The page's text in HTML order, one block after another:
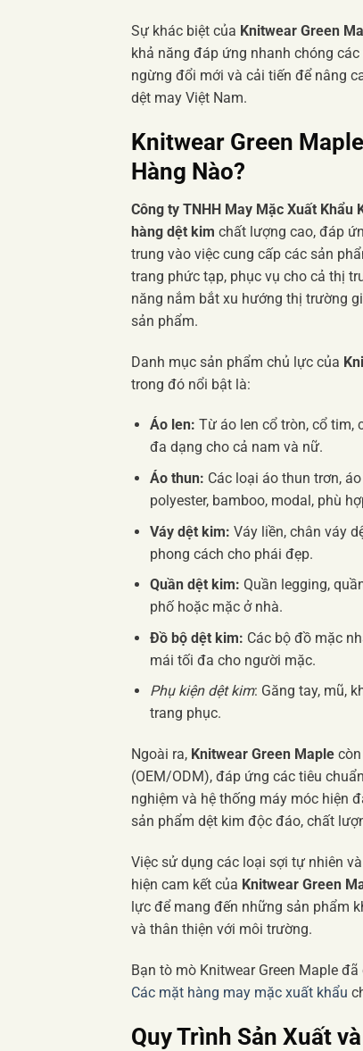
Sự khác biệt của Knitwear Green
khả năng đáp ứng nhanh chóng
ngừng đổi mới và cải tiến để nâng
dệt may Việt Nam.
Knitwear Green
Hàng Nào?
Công ty TNHH May Mặc Xuất Khẩu
hàng dệt kim chất lượng cao, đáp
trung vào việc cung cấp các sản
trang phức tạp, phục vụ cho cả thị
năng nắm bắt xu hướng thị trường
sản phẩm.
Danh mục sản phẩm chủ lực của
trong đó nổi bật là:
Áo len: Từ áo len cổ tròn, cổ tim,
đa dạng cho cả nam và nữ.
Áo thun: Các loại áo thun trơn,
polyester, bamboo, modal, phù
Váy dệt kim: Váy liền, chân váy
phong cách cho phái đẹp.
Quần dệt kim: Quần legging,
phố hoặc mặc ở nhà.
Đồ bộ dệt kim: Các bộ đồ mặc
mái tối đa cho người mặc.
Phụ kiện dệt kim: Găng tay, mũ,
trang phục.
Ngoài ra, Knitwear Green Maple
(OEM/ODM), đáp ứng các tiêu
nghiệm và hệ thống máy móc hiện
sản phẩm dệt kim độc đáo, chất
Việc sử dụng các loại sợi tự nhiên
hiện cam kết của Knitwear Green
lực để mang đến những sản phẩm
và thân thiện với môi trường.
Bạn tò mò Knitwear Green Maple
Các mặt hàng may mặc xuất khẩu
Quy Trình Sản Xuất